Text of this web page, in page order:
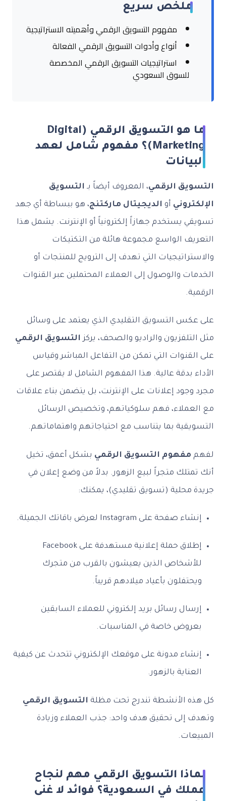
ملخص سريع
مفهوم التسويق الرقمي وأهميته الاستراتيجية
أنواع وأدوات التسويق الرقمي الفعالة
استراتيجيات التسويق الرقمي المخصصة
للسوق السعودي
ما هو التسويق الرقمي (Digital
Marketing)؟ مفهوم شامل لعهد
البيانات
التسويق الرقمي، المعروف أيضاً بـ التسويق
الإلكتروني أو الديجيتال ماركتنج، هو ببساطة أي جهد
تسويقي يستخدم جهازاً إلكترونياً أو الإنترنت. يشمل هذا
التعريف الواسع مجموعة هائلة من التكتيكات
والاستراتيجيات التي تهدف إلى الترويج للمنتجات أو
الخدمات والوصول إلى العملاء المحتملين عبر القنوات
الرقمية.
على عكس التسويق التقليدي الذي يعتمد على وسائل
مثل التلفزيون والراديو والصحف، يركز التسويق الرقمي
على القنوات التي تمكن من التفاعل المباشر وقياس
الأداء بدقة عالية. هذا المفهوم الشامل لا يقتصر على
مجرد وجود إعلانات على الإنترنت، بل يتضمن بناء علاقات
مع العملاء، فهم سلوكياتهم، وتخصيص الرسائل
التسويقية بما يتناسب مع احتياجاتهم واهتماماتهم.
لفهم مفهوم التسويق الرقمي بشكل أعمق، تخيل
أنك تمتلك متجراً لبيع الزهور. بدلاً من وضع إعلان في
جريدة محلية (تسويق تقليدي)، يمكنك:
إنشاء صفحة على Instagram لعرض باقاتك الجميلة.
إطلاق حملة إعلانية مستهدفة على Facebook
للأشخاص الذين يعيشون بالقرب من متجرك
ويحتفلون بأعياد ميلادهم قريباً.
إرسال رسائل بريد إلكتروني للعملاء السابقين
بعروض خاصة في المناسبات.
إنشاء مدونة على موقعك الإلكتروني تتحدث عن كيفية
العناية بالزهور.
كل هذه الأنشطة تندرج تحت مظلة التسويق الرقمي
وتهدف إلى تحقيق هدف واحد: جذب العملاء وزيادة
المبيعات.
لماذا التسويق الرقمي مهم لنجاح
عملك في السعودية؟ فوائد لا غنى